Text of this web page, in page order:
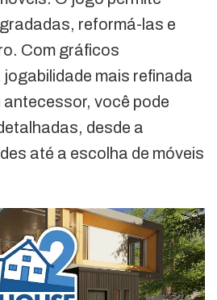
reformá-las e
Com gráficos
mais refinada
você pode
desde a
até a escolha de móveis